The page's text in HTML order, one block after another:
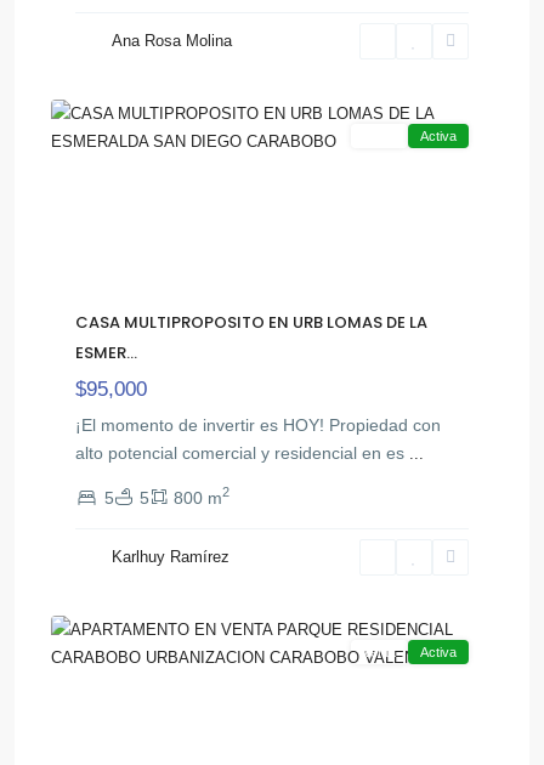
Ana Rosa Molina
Activa
CASA MULTIPROPOSITO EN URB LOMAS DE LA
ESMER...
$95,000
¡El momento de invertir es HOY! Propiedad con
alto potencial comercial y residencial en es
5 5 800 m2
Karlhuy Ramírez
Av
,
Venta Activa